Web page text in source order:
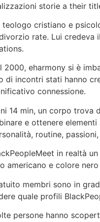
storie a their
teologo cristiano e
rate. Lui credeva
2000, eharmony si è
di incontri stati hanno
connessione.
14 min, un corpo trova
e ottenere
routine,
in realtà
americano e colore
membri sono in
quale profili
persone hanno